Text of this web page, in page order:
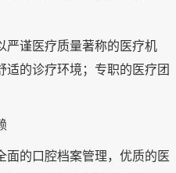
严谨医疗质量著称的医疗机
的诊疗环境；专职的医疗团
面的口腔档案管理，优质的医